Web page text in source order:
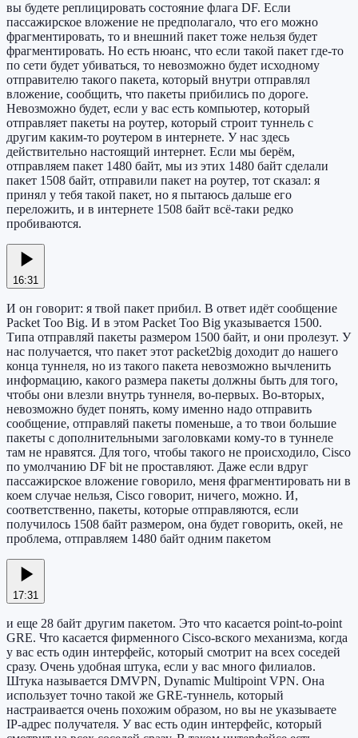
вы будете реплицировать состояние флага DF. Если
пассажирское вложение не предполагало, что его можно
фрагментировать, то и внешний пакет тоже нельзя будет
фрагментировать. Но есть нюанс, что если такой пакет где-то
по сети будет убиваться, то невозможно будет исходному
отправителю такого пакета, который внутри отправлял
вложение, сообщить, что пакеты прибились по дороге.
Невозможно будет, если у вас есть компьютер, который
отправляет пакеты на роутер, который строит туннель с
другим каким-то роутером в интернете. У нас здесь
действительно настоящий интернет. Если мы берём,
отправляем пакет 1480 байт, мы из этих 1480 байт сделали
пакет 1508 байт, отправили пакет на роутер, тот сказал: я
принял у тебя такой пакет, но я пытаюсь дальше его
переложить, и в интернете 1508 байт всё-таки редко
пробиваются.
16:31
И он говорит: я твой пакет прибил. В ответ идёт сообщение
Packet Too Big. И в этом Packet Too Big указывается 1500.
Типа отправляй пакеты размером 1500 байт, и они пролезут. У
нас получается, что пакет этот packet2big доходит до нашего
конца туннеля, но из такого пакета невозможно вычленить
информацию, какого размера пакеты должны быть для того,
чтобы они влезли внутрь туннеля, во-первых. Во-вторых,
невозможно будет понять, кому именно надо отправить
сообщение, отправляй пакеты поменьше, а то твои большие
пакеты с дополнительными заголовками кому-то в туннеле
там не нравятся. Для того, чтобы такого не происходило, Cisco
по умолчанию DF bit не проставляют. Даже если вдруг
пассажирское вложение говорило, меня фрагментировать ни в
коем случае нельзя, Cisco говорит, ничего, можно. И,
соответственно, пакеты, которые отправляются, если
получилось 1508 байт размером, она будет говорить, окей, не
проблема, отправляем 1480 байт одним пакетом
17:31
и еще 28 байт другим пакетом. Это что касается point-to-point
GRE. Что касается фирменного Cisco-вского механизма, когда
у вас есть один интерфейс, который смотрит на всех соседей
сразу. Очень удобная штука, если у вас много филиалов.
Штука называется DMVPN, Dynamic Multipoint VPN. Она
использует точно такой же GRE-туннель, который
настраивается очень похожим образом, но вы не указываете
IP-адрес получателя. У вас есть один интерфейс, который